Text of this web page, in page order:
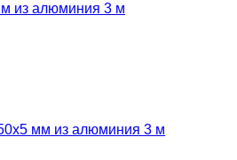
из алюминия 3 м